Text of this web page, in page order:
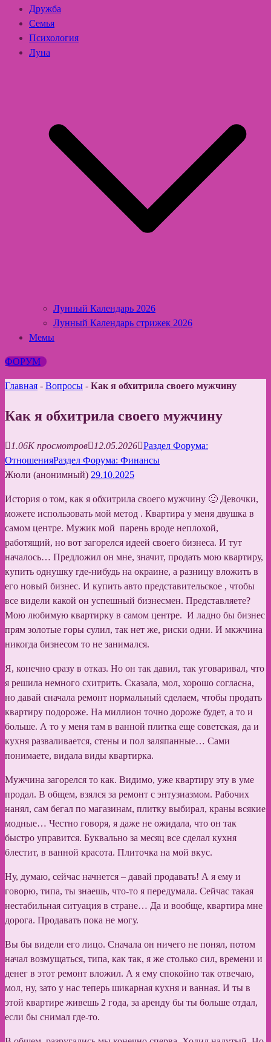
Дружба
Семья
Психология
Луна
Лунный Календарь 2026
Лунный Календарь стрижек 2026
Мемы
ФОРУМ
Главная - Вопросы - Как я обхитрила своего мужчину
Как я обхитрила своего мужчину
1.06K просмотров 12.05.2026 Раздел Форума:
ОтношенияРаздел Форума: Финансы
Жюли (анонимный) 29.10.2025
История о том, как я обхитрила своего мужчину 🙂 Девочки,
можете использовать мой метод . Квартира у меня двушка в
самом центре. Мужик мой парень вроде неплохой,
работящий, но вот загорелся идеей своего бизнеса. И тут
началось… Предложил он мне, значит, продать мою квартиру,
купить однушку где-нибудь на окраине, а разницу вложить в
его новый бизнес. И купить авто представительское , чтобы
все видели какой он успешный бизнесмен. Представляете?
Мою любимую квартирку в самом центре. И ладно бы бизнес
прям золотые горы сулил, так нет же, риски одни. И мкжчина
никогда бизнесом то не занимался.
Я, конечно сразу в отказ. Но он так давил, так уговаривал, что
я решила немного схитрить. Сказала, мол, хорошо согласна,
но давай сначала ремонт нормальный сделаем, чтобы продать
квартиру подороже. На миллион точно дороже будет, а то и
больше. А то у меня там в ванной плитка еще советская, да и
кухня разваливается, стены и пол заляпанные… Сами
понимаете, видала виды квартирка.
Мужчина загорелся то как. Видимо, уже квартиру эту в уме
продал. В общем, взялся за ремонт с энтузиазмом. Рабочих
нанял, сам бегал по магазинам, плитку выбирал, краны всякие
модные… Честно говоря, я даже не ожидала, что он так
быстро управится. Буквально за месяц все сделал кухня
блестит, в ванной красота. Плиточка на мой вкус.
Ну, думаю, сейчас начнется – давай продавать! А я ему и
говорю, типа, ты знаешь, что-то я передумала. Сейчас такая
нестабильная ситуация в стране… Да и вообще, квартира мне
дорога. Продавать пока не могу.
Вы бы видели его лицо. Сначала он ничего не понял, потом
начал возмущаться, типа, как так, я же столько сил, времени и
денег в этот ремонт вложил. А я ему спокойно так отвечаю,
мол, ну, зато у нас теперь шикарная кухня и ванная. И ты в
этой квартире живешь 2 года, за аренду бы ты больше отдал,
если бы снимал где-то.